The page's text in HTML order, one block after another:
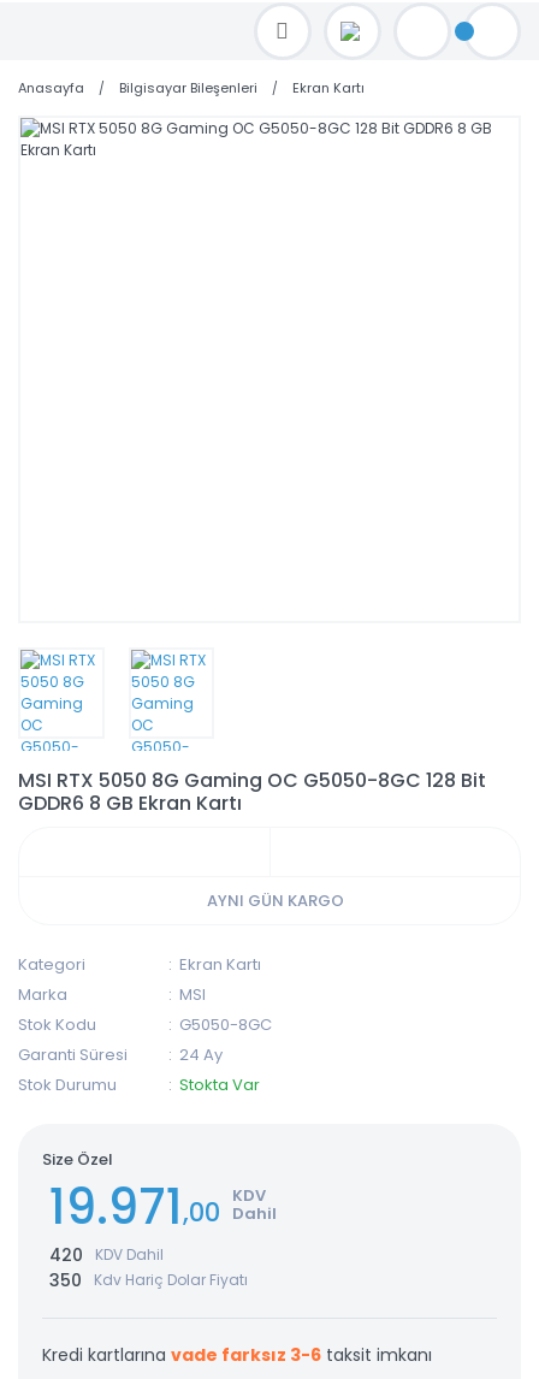
TOPTAN FİYAT ALMAK İÇİN satis@toptanbilgisayar.net MAİL ATINIZ.
SİPARİŞLERİNİZİ AYNI GÜN KARGO İLE GÖNDERİYORUZ!
Anasayfa Bilgisayar Bileşenleri Ekran Kartı
MSI RTX 5050 8G Gaming OC G5050-8GC 128 Bit
GDDR6 8 GB Ekran Kartı
AYNI GÜN KARGO
Kategori
Ekran Kartı
Marka
MSI
Stok Kodu
G5050-8GC
Garanti Süresi
24 Ay
Stok Durumu
Stokta Var
Size Özel
19.971,00 KDV
Dahil
420 KDV Dahil
350 Kdv Hariç Dolar Fiyatı
Kredi kartlarına vade farksız 3-6 taksit imkanı